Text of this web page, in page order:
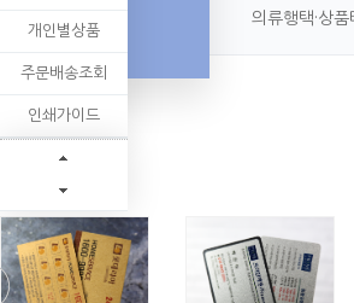
의류행택·상품
개인별상품
주문배송조회
인쇄가이드